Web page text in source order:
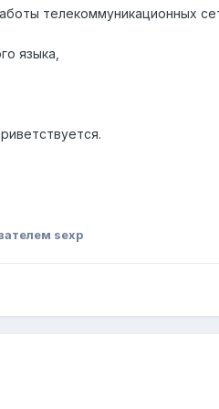
телекоммуникационных
языка,
sexp